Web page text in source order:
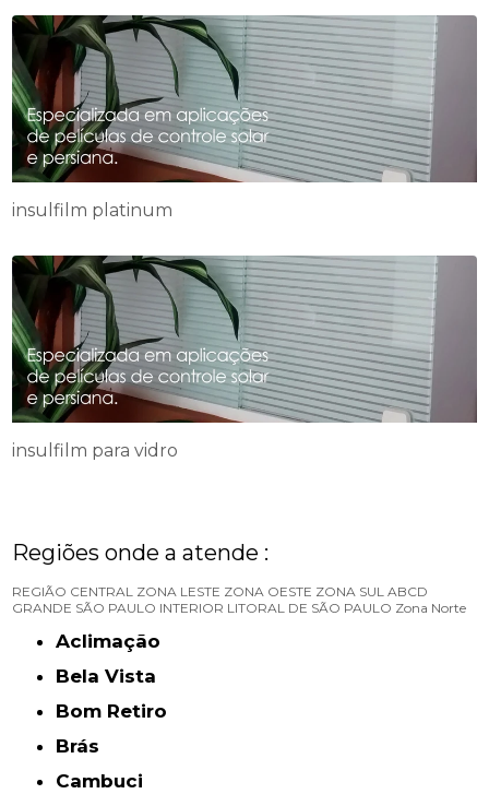
insulfilm platinum
insulfilm para vidro
Regiões onde a atende :
REGIÃO CENTRAL ZONA LESTE ZONA OESTE ZONA SUL ABCD
GRANDE SÃO PAULO INTERIOR LITORAL DE SÃO PAULO Zona Norte
Aclimação
Bela Vista
Bom Retiro
Brás
Cambuci